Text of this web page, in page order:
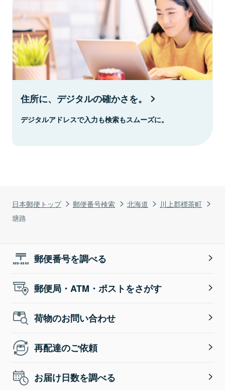
日本郵便トップ 郵便番号検索 北海道
川上郡標茶町
塘路
住所に、デジタルの確かさを。
デジタルアドレスで入力も検索もスムーズに。
郵便番号を調べる
郵便局・ATM・ポストをさがす
荷物のお問い合わせ
再配達のご依頼
お届け日数を調べる